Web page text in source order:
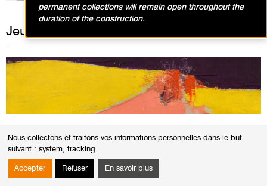
Nous collectons et traitons vos informations personnelles dans le but
suivant : system, tracking.
Accepter Refuser En savoir plus
Jeudi 26 octobre 2023
Visites conférences Nicolas de Staël
19h00
permanent collections will remain open throughout the
duration of the construction.